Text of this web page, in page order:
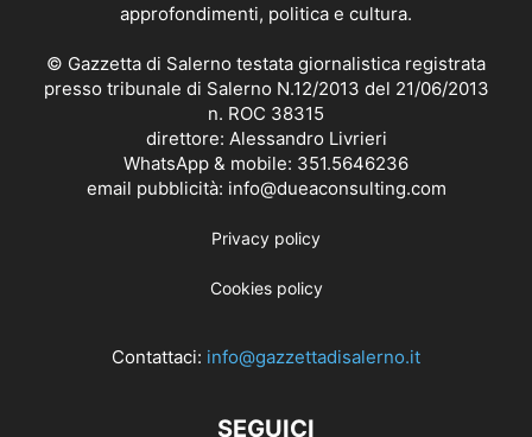
approfondimenti, politica e cultura.
© Gazzetta di Salerno testata giornalistica registrata
presso tribunale di Salerno N.12/2013 del 21/06/2013
n. ROC 38315
direttore: Alessandro Livrieri
WhatsApp & mobile: 351.5646236
email pubblicità: info@dueaconsulting.com
Privacy policy
Cookies policy
Contattaci: info@gazzettadisalerno.it
SEGUICI